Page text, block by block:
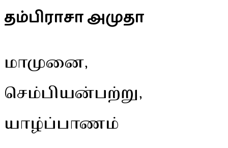
தம்பிராசா அமுதா
மாமுனை,
செம்பியன்பற்று,
யாழ்ப்பாணம்